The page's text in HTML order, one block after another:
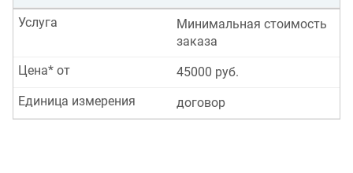
Минимальная стоимость
заказа
Услуга
45000 руб.
Цена* от
договор
Единица измерения